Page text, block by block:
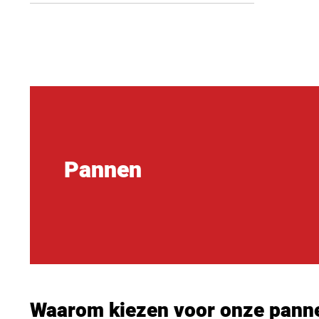
Pannen
Waarom kiezen voor onze